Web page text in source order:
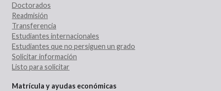
Doctorados
Readmisión
Transferencia
Estudiantes internacionales
Estudiantes que no persiguen un grado
Solicitar información
Listo para solicitar
Matrícula y ayudas económicas